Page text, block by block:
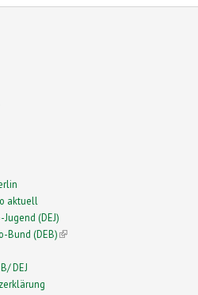
aktuell
(DEJ)
Bund (DEB)(link is external)
DEJ